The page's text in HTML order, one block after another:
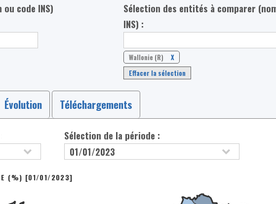
code INS)
Sélection des entités à comparer
INS) :
Wallonie (R)
X
Effacer la sélection
Évolution Téléchargements
Sélection de la période :
(%) [01/01/2023]